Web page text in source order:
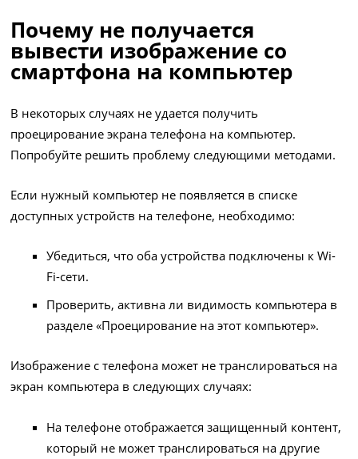
Почему не получается
вывести изображение со
смартфона на компьютер
В некоторых случаях не удается получить
проецирование экрана телефона на компьютер.
Попробуйте решить проблему следующими методами.
Если нужный компьютер не появляется в списке
доступных устройств на телефоне, необходимо:
Убедиться, что оба устройства подключены к Wi-
Fi-сети.
Проверить, активна ли видимость компьютера в
разделе «Проецирование на этот компьютер».
Изображение с телефона может не транслироваться на
экран компьютера в следующих случаях:
На телефоне отображается защищенный контент,
который не может транслироваться на другие